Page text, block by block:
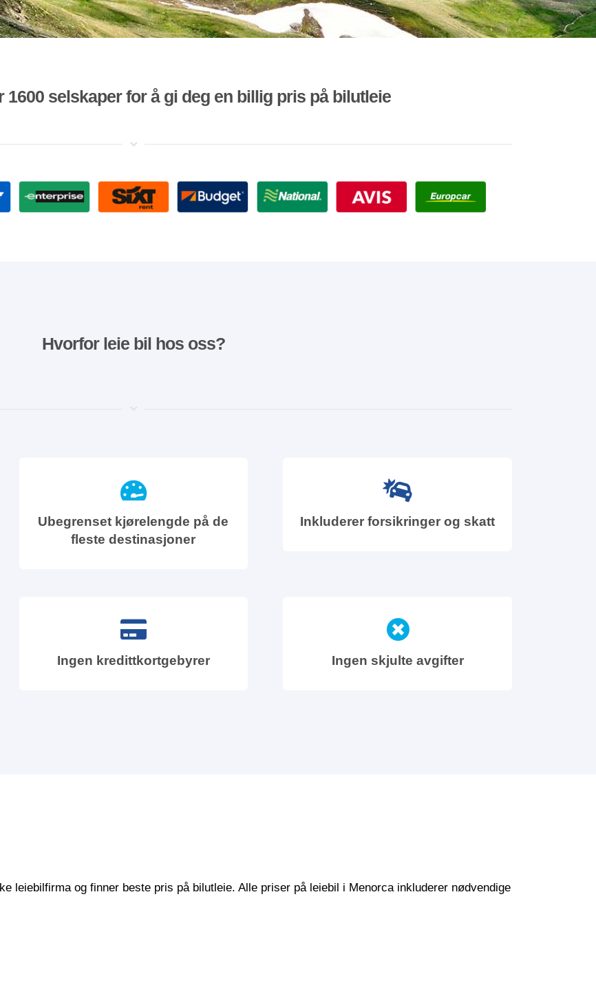
1600 selskaper for å gi deg en billig pris på bilutleie
Hvorfor leie bil hos oss?
Ubegrenset kjørelengde på de
fleste destinasjoner
Inkluderer forsikringer og skatt
Ingen kredittkortgebyrer Ingen skjulte avgifter
leiebilfirma og finner beste pris på bilutleie. Alle priser på leiebil i Menorca inkluderer nødvendige